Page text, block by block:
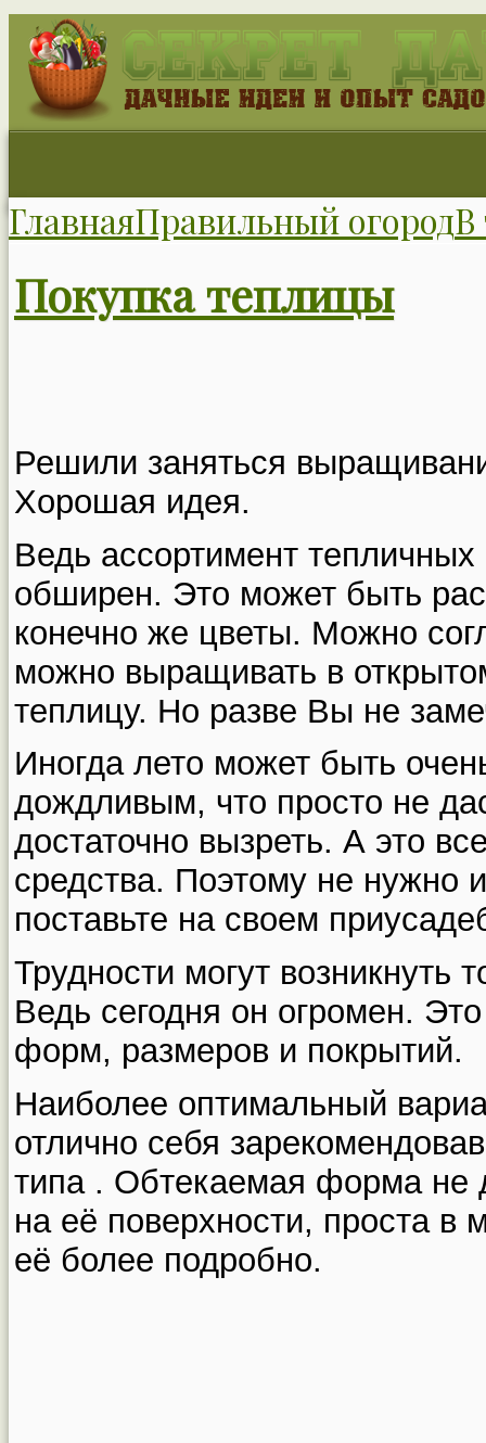
ГлавнаяПравильный огородВ
Покупка теплицы
Решили заняться
Хорошая идея.
Ведь ассортимент тепличных
обширен. Это может быть
конечно же цветы. Можно
можно выращивать в
теплицу. Но разве Вы не
Иногда лето может быть
дождливым, что просто не
достаточно вызреть. А это
средства. Поэтому не нужно
поставьте на своем
Трудности могут возникнуть
Ведь сегодня он огромен.
форм, размеров и покрытий.
Наиболее оптимальный
отлично себя
типа . Обтекаемая форма не
на её поверхности, проста
её более подробно.